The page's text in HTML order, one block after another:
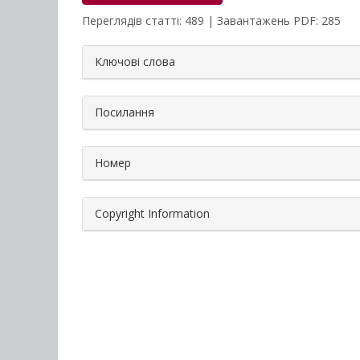
Переглядів статті: 489 | Завантажень PDF: 285
Ключові слова
Посилання
Номер
Copyright Information